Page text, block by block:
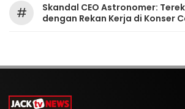
#
Skandal CEO Astronomer:
dengan Rekan Kerja di Konser